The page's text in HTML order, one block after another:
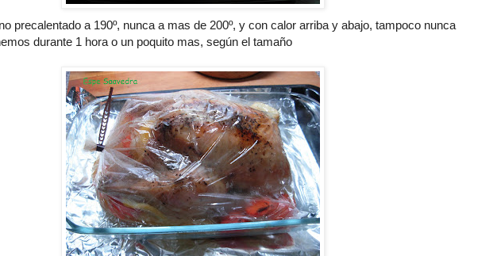
precalentado a 190º, nunca a mas de 200º, y con calor arriba y abajo, tampoco nunca
durante 1 hora o un poquito mas, según el tamaño